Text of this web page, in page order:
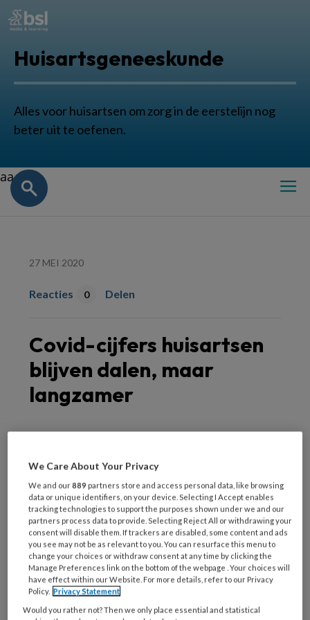
Huisartsgeneeskunde
Alles voor huisartsen om zorg in de eerstelijn nog
beter uit te oefenen.
aa
27 MEI 2020
Reacties 0 Delen
Covid-cijfers huisartsen
blijven dalen, maar
langzamer
huisarts klinisch bevestigde covid-19
daalt nog steeds. Maar het aantal
patiënten met een verdenking can
covid-19 stagneert. Dat blijkt uit een
wekelijkse rapportage van het Nivel.
De huisartsen registreren klinisch bevestigde
We Care About Your Privacy
We and our889 partners store and access personal data, like browsing
data or unique identifiers, on your device. Selecting I Accept enables
tracking technologies to support the purposes shown under we and our
partners process data to provide. Selecting Reject All or withdrawing your
consent will disable them. If trackers are disabled, some content and ads
you see may not be as relevant to you. You can resurface this menu to
change your choices or withdraw consent at any time by clicking the
Manage Preferences link on the bottom of the webpage . Your choices will
have effect within our Website. For more details, refer to our Privacy
Policy. Privacy Statement
Would you rather not? Then we only place essential and statistical